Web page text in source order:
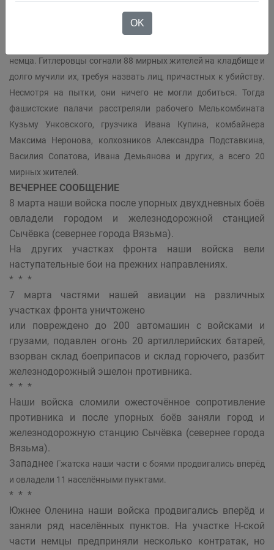
Жители освобождённого села
рассказали о чудовищных зверствах немецко-
немца. Гитлеровцы согнали 88 мирных жителей на кладбище и
долго мучили их, требуя назвать лиц, причастных к убийству.
Несмотря на пытки, они ничего не могли добиться. Тогда
фашистские палачи расстреляли рабочего Мелькомбината
Кузьму Унковского, грузчика Ивана Купина, комбайнера
Максима Неронова, колхозников Александра Подставкина,
Василия Сопатова, Ивана Демьянова и других, а всего 20
мирных жителей.
ВЕЧЕРНЕЕ СООБЩЕНИЕ
8 марта наши войска после упорных двухдневных боёв
овладели городом и железнодорожной станцией
Сычёвка (севернее города Вязьма).
На других участках фронта наши войска вели
наступательные бои на прежних направлениях.
* * *
7 марта частями нашей авиации на различных
участках фронта уничтожено
или повреждено до 200 автомашин с войсками и
грузами, подавлен огонь 20 артиллерийских батарей,
взорван склад боеприпасов и склад горючего, разбит
железнодорожный эшелон противника.
* * *
Наши войска сломили ожесточённое сопротивление
противника и после упорных боёв заняли город и
железнодорожную станцию Сычёвка (севернее города
Вязьма).
Западнее Гжатска наши части с боями продвигались вперёд
и овладели 11 населёнными пунктами.
* * *
Южнее Оленина наши войска продвигались вперёд и
заняли ряд населённых пунктов. На участке Н-ской
части немцы предприняли несколько контратак, но
OK